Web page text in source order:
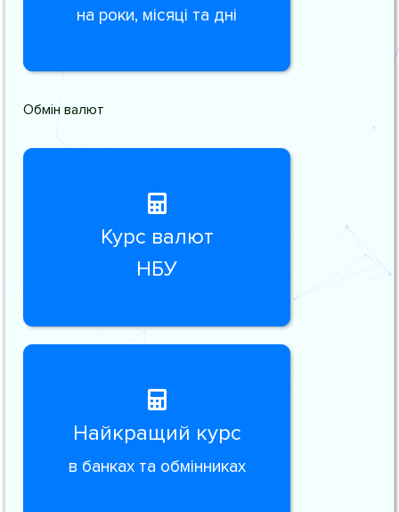
на роки, місяці та дні
Обмін валют
Курс валют
НБУ
Найкращий курс
в банках та обмінниках